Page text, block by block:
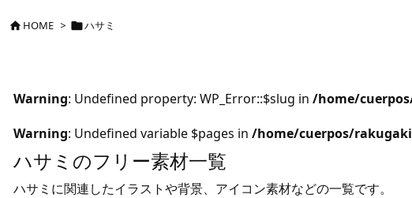
HOME > ハサミ
Warning: Undefined property: WP_Error::$slug in /home/
Warning: Undefined variable $pages in /home/cuerpos/
ハサミのフリー素材一覧
ハサミに関連したイラストや背景、アイコン素材などの一覧です。